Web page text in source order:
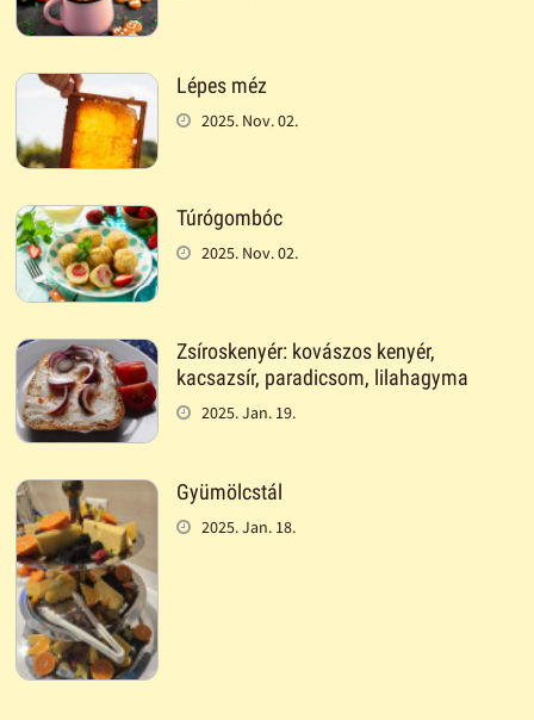
Lépes méz
2025. Nov. 02.
Túrógombóc
2025. Nov. 02.
Zsíroskenyér: kovászos kenyér,
kacsazsír, paradicsom, lilahagyma
2025. Jan. 19.
Gyümölcstál
2025. Jan. 18.